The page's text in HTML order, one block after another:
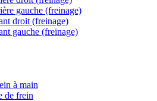
gauche (freinage)
droit (freinage)
gauche (freinage)
à main
de frein